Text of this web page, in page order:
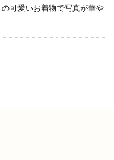
可愛いお着物で写真が華や